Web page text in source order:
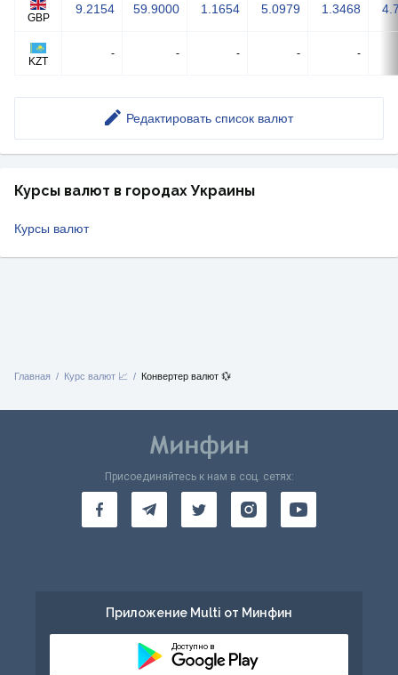
GBP
9.2154 59.9000 1.1654 5.0979 1.3468
KZT
- - - - -
Редактировать список валют
Курсы валют в городах Украины
Курсы валют
Главная Курс валют 📈 Конвертер валют 💱
Присоединяйтесь к нам в соц. сетях:
Приложение Multi от Минфин
Доступно в